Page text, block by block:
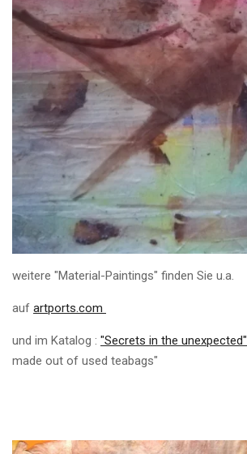
weitere "Material-Paintings" finden Sie u.a.
auf artports.com
und im Katalog : "Secrets in the unexpected"
made out of used teabags"